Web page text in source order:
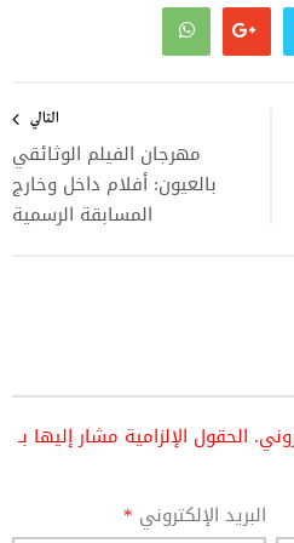
التالي
مهرجان الفيلم الوثائقي
بالعيون: أفلام داخل وخارج
المسابقة الرسمية
الحقول الإلزامية مشار إليها بـ
البريد الإلكتروني *